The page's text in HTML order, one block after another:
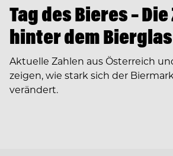
Tag des Bieres –
hinter dem Bierglas
Aktuelle Zahlen aus Österreich
zeigen, wie stark sich der
verändert.